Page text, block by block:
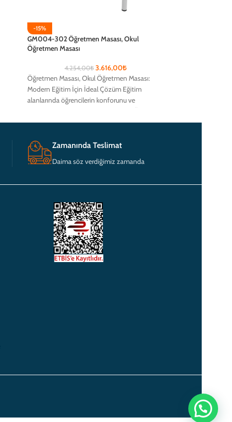
-15%
GM004-302 Öğretmen Masası, Okul
Öğretmen Masası
4.254,00₺ 3.616,00₺
Öğretmen Masası, Okul Öğretmen Masası:
Modern Eğitim İçin İdeal Çözüm Eğitim
alanlarında öğrencilerin konforunu ve
Zamanında Teslimat
Daima söz verdiğimiz zamanda